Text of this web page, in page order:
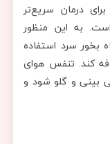
درمان سریع‌تر
به این منظور
بخور سرد استفاده
کند. تنفس هوای
بینی و گلو شود و